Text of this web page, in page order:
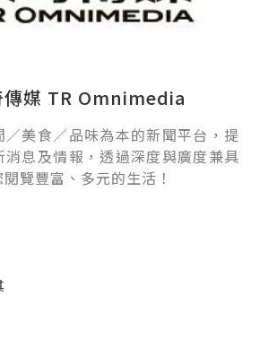
傳媒 TR Omnimedia
／美食／品味為本的新聞平台，提
消息及情報，透過深度與廣度兼具
覽豐富、多元的生活！